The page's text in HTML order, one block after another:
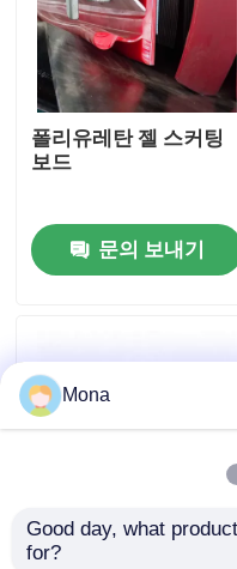
동영상
회사 소개
공장 투어
품질 관리
뉴스
알루미나 세라믹 라이
폴리유레탄 젤 스커팅
보드
문의 보내기
15mm 두께 고무 스커
Mona
Good day, what
for?